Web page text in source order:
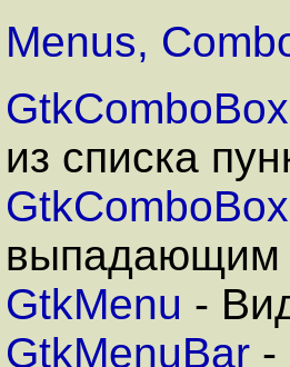
Menus,
GtkComboBox
из списка
выпадающим
GtkMenu -
GtkMenuBar -